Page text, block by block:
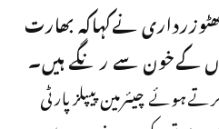
بھٹوزرداری نےکہاکہ بھارت
کےخون سے رنگے ہیں۔
چیئرمین پیپلزپارٹی